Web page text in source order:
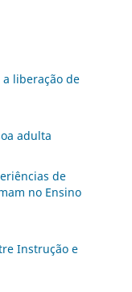
liberação de
adulta
de
no Ensino
Instrução e